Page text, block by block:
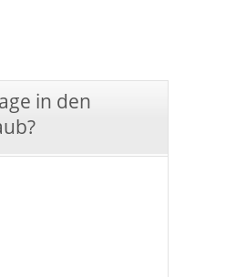
in den